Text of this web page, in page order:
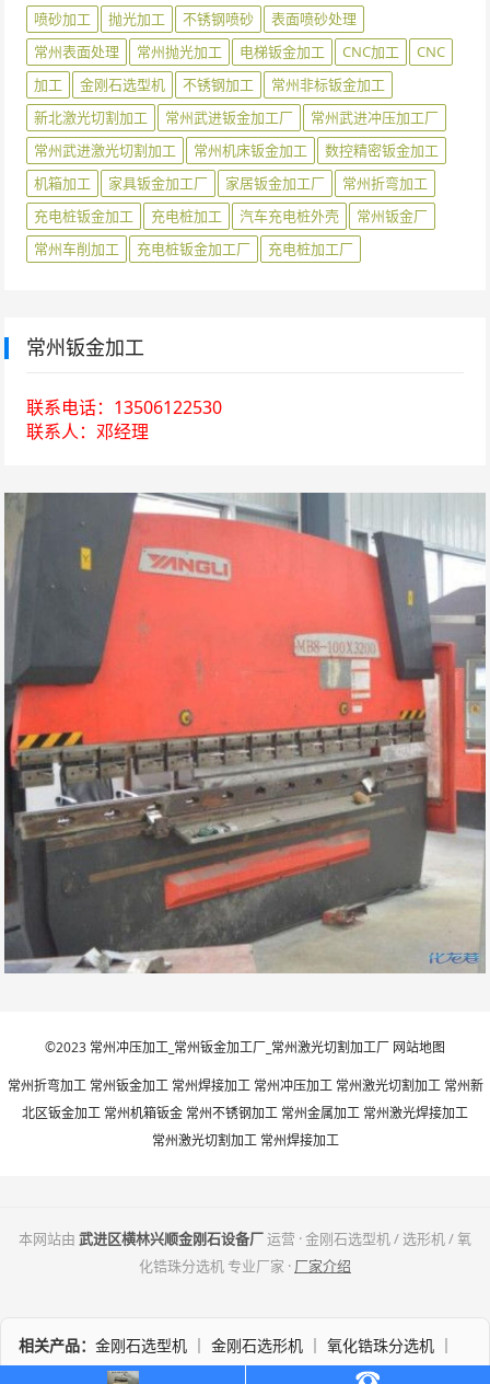
喷砂加工
抛光加工 不锈钢喷砂
表面喷砂处理
常州表面处理
常州抛光加工 电梯钣金加工 CNC加工
CNC
加工
金刚石选型机 不锈钢加工
常州非标钣金加工
新北激光切割加工
常州武进钣金加工厂
常州武进冲压加工厂
常州武进激光切割加工
常州机床钣金加工
数控精密钣金加工
机箱加工
家具钣金加工厂 家居钣金加工厂
常州折弯加工
充电桩钣金加工
充电桩加工 汽车充电桩外壳
常州钣金厂
常州车削加工
充电桩钣金加工厂 充电桩加工厂
常州钣金加工
联系电话：13506122530
联系人：邓经理
©2023 常州冲压加工_常州钣金加工厂_常州激光切割加工厂 网站地图
常州折弯加工 常州钣金加工 常州焊接加工 常州冲压加工 常州激光切割加工 常州新
北区钣金加工 常州机箱钣金 常州不锈钢加工 常州金属加工 常州激光焊接加工
常州激光切割加工 常州焊接加工
本网站由 武进区横林兴顺金刚石设备厂运营 · 金刚石选型机 / 选形机 / 氧
化锆珠分选机 专业厂家 · 厂家介绍
相关产品： 金刚石选型机 ｜ 金刚石选形机 ｜ 氧化锆珠分选机 ｜
微球分选机